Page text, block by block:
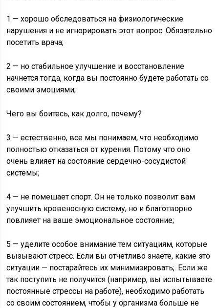
1 — хорошо обследоваться на физиологические
нарушения и не игнорировать этот вопрос. Обязательно
посетить врача;
2 — но стабильное улучшение и восстановление
начнется тогда, когда вы постоянно будете работать со
своими эмоциями;
Чего вы боитесь, как долго, почему?
3 — естественно, все мы понимаем, что необходимо
полностью отказаться от курения. Потому что оно
очень влияет на состояние сердечно-сосудистой
системы;
4 — не помешает спорт. Он не только позволит вам
улучшить кровеносную систему, но и благотворно
повлияет на ваше эмоциональное состояние;
5 — уделите особое внимание тем ситуациям, которые
вызывают стресс. Если вы отчетливо знаете, какие это
ситуации — постарайтесь их минимизировать;. Если же
так поступить не получится (например, вы испытываете
постоянные стрессы на работе), необходимо работать
со своим состоянием, чтобы у организма больше не